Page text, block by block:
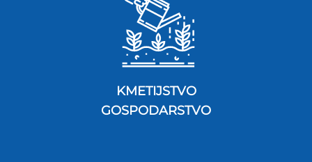
KMETIJSTVO
GOSPODARSTVO